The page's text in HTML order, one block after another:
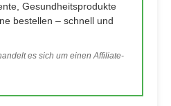
Gesundheitsprodukte
bestellen – schnell und
es sich um einen Affiliate-